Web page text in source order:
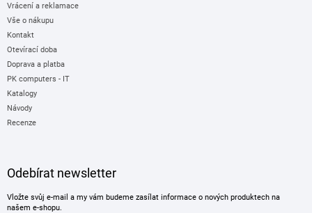
Vrácení a reklamace
Vše o nákupu
Kontakt
Otevírací doba
Doprava a platba
PK computers - IT
Katalogy
Návody
Recenze
Odebírat newsletter
Vložte svůj e-mail a my vám budeme zasílat informace o nových produktech na
našem e-shopu.